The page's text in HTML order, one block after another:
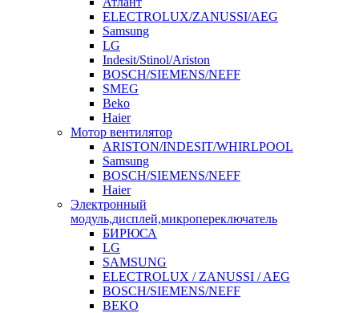
ELECTROLUX/ZANUSSI/AEG
Samsung
LG
Indesit/Stinol/Ariston
BOSCH/SIEMENS/NEFF
SMEG
Beko
Haier
Мотор вентилятор
ARISTON/INDESIT/WHIRLPOOL
Samsung
BOSCH/SIEMENS/NEFF
Haier
Электронный
модуль,дисплей,микропереключатель
БИРЮСА
LG
SAMSUNG
ELECTROLUX / ZANUSSI / AEG
BOSCH/SIEMENS/NEFF
BEKO